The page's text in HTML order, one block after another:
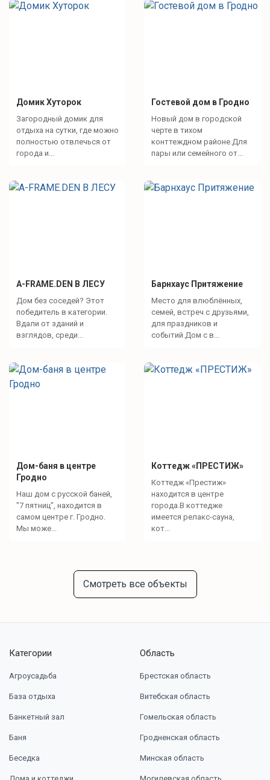
Домик Хуторок
Загородный домик для
отдыха на сутки, где можно
полностью отвлечься от
города и...
Гостевой дом в Гродно
Новый дом в городской
черте в тихом
конттеждном районе.Для
пары или семейного от...
A-FRAME.DEN В ЛЕСУ
Дом без соседей? Этот
победитель в категории.
Вдали от зданий и
взглядов, среди...
Барнхаус Притяжение
Место для влюблённых,
семей, встреч с друзьями,
для праздников и
событий.Дом с в...
Дом-баня в центре
Гродно
Наш дом с русской баней,
"7 пятниц", находится в
самом центре г. Гродно.
Мы може...
Коттедж «ПРЕСТИЖ»
Коттедж «Престиж»
находится в центре
города.В коттедже
имеется релакс-сауна,
кот...
Смотреть все объекты
Категории
Агроусадьба
База отдыха
Банкетный зал
Баня
Беседка
Область
Брестская область
Витебская область
Гомельская область
Гродненская область
Минская область